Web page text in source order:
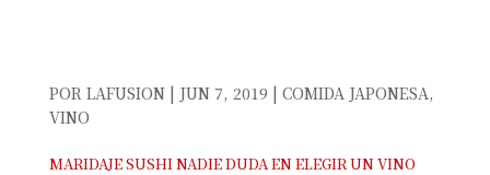
POR LAFUSION| JUN 7, 2019 | COMIDA JAPONESA,
VINO
MARIDAJE SUSHI NADIE DUDA EN ELEGIR UN VINO